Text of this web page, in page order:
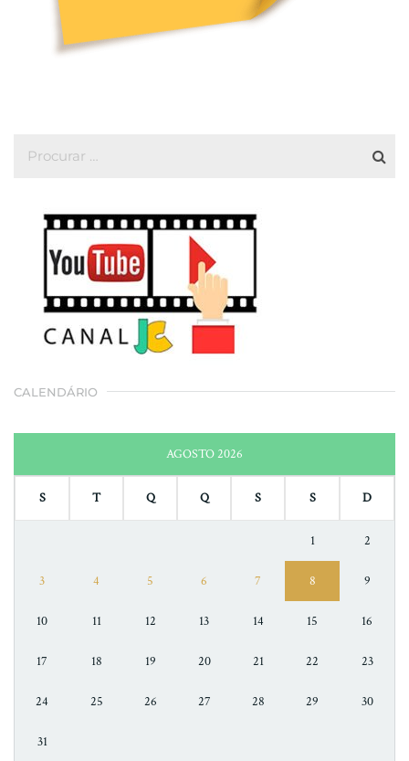
CALENDÁRIO
AGOSTO 2026
S T Q Q S S D
1 2
3 4 5 6 7 8 9
10 11 12 13 14 15 16
17 18 19 20 21 22 23
24 25 26 27 28 29 30
31